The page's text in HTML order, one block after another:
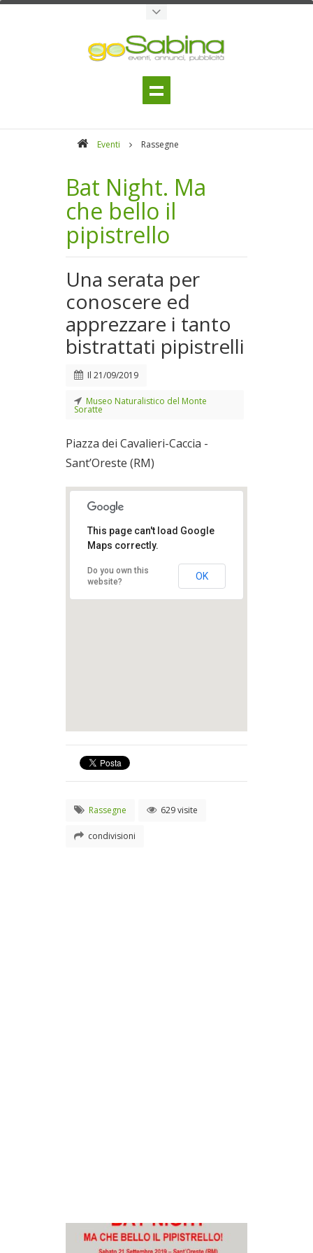
Eventi Rassegne
Bat Night. Ma
che bello il
pipistrello
Una serata per
conoscere ed
apprezzare i tanto
bistrattati pipistrelli
Il 21/09/2019
Museo Naturalistico del Monte
Soratte
Piazza dei Cavalieri-Caccia -
Sant’Oreste (RM)
This page can't load Google
Maps correctly.
Do you own this
website?
OK
Rassegne 629 visite
condivisioni